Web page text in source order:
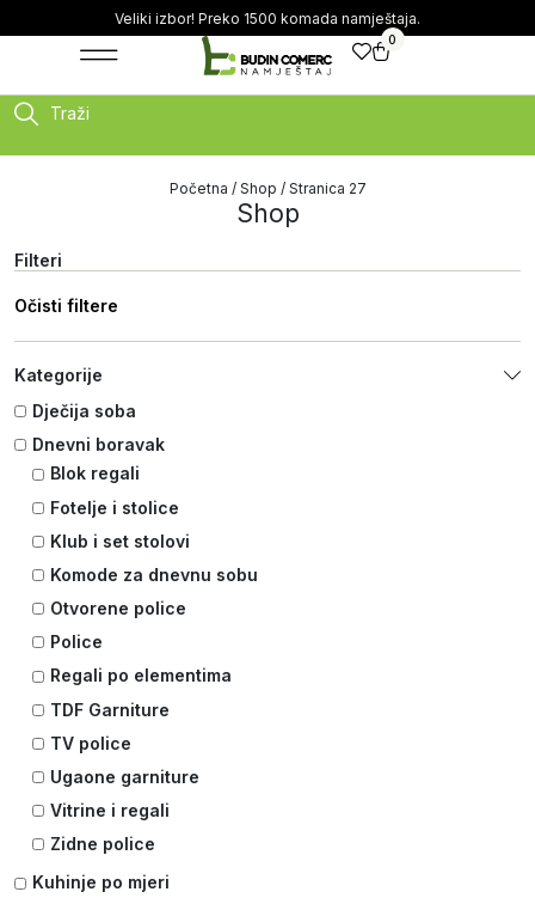
Veliki izbor! Preko 1500 komada namještaja.
0
Traži
Početna / Shop / Stranica 27
Shop
Filteri
Očisti filtere
Kategorije
Dječija soba
Dnevni boravak
Blok regali
Fotelje i stolice
Klub i set stolovi
Komode za dnevnu sobu
Otvorene police
Police
Regali po elementima
TDF Garniture
TV police
Ugaone garniture
Vitrine i regali
Zidne police
Kuhinje po mjeri